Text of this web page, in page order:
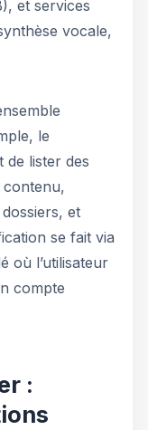
et services
vocale,
le
de lister des
et
se fait via
où l’utilisateur
compte
: